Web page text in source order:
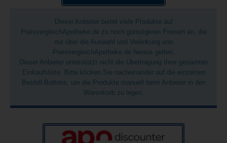
Dieser Anbieter bietet viele Produkte auf
PreisvergleichApotheke.de zu noch günstigeren Preisen an, die
nur über die Auswahl und Verlinkung von
PreisvergleichApotheke.de heraus gelten.
Dieser Anbieter unterstützt nicht die Übertragung Ihrer gesamten
Einkaufsliste. Bitte klicken Sie nacheinander auf die einzelnen
Bestell-Buttons, um die Produkte manuell beim Anbieter in den
Warenkorb zu legen.